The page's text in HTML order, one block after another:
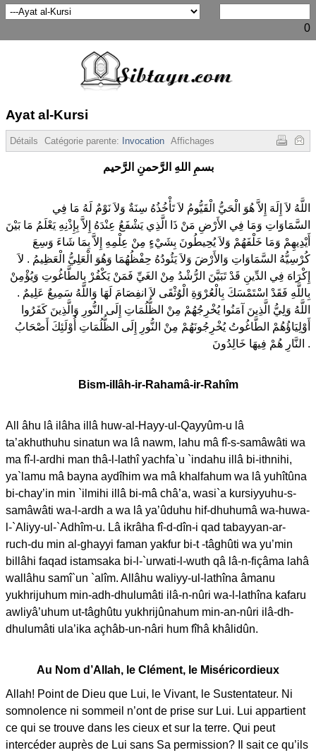
0
Ayat al-Kursi
Détails Catégorie parente: Invocation Affichages :
بسمِ اللهِ الرَّحمنِ الرَّحيم
اللَّهُ لاَ إِلَهَ إِلاَّ هُوَ الْحَيُّ الْقَيُّومُ لاَ تَأْخُذُهُ سِنَةٌ وَلاَ نَوْمٌ لَهُ مَا فِي
السَّمَاوَاتِ وَمَا فِي الأَرْضِ مَنْ ذَا الَّذِي يَشْفَعُ عِنْدَهُ إِلاَّ بِإِذْنِهِ يَعْلَمُ مَا بَيْنَ
أَيْدِيهِمْ وَمَا خَلْفَهُمْ وَلاَ يُحِيطُونَ بِشَيْءٍ مِنْ عِلْمِهِ إِلاَّ بِمَا شَاءَ وَسِعَ
كُرْسِيُّهُ السَّمَاوَاتِ وَالأَرْضَ وَلاَ يَئُودُهُ حِفْظُهُمَا وَهُوَ الْعَلِيُّ الْعَظِيمُ . لاَ
إِكْرَاهَ فِي الدِّينِ قَدْ تَبَيَّنَ الرُّشْدُ مِنْ الغَيِّ فَمَنْ يَكْفُرْ بِالطَّاغُوتِ وَيُؤْمِنْ
بِاللَّهِ فَقَدْ اسْتَمْسَكَ بِالْعُرْوَةِ الْوُثْقَى لاَ انفِصَامَ لَهَا وَاللَّهُ سَمِيعٌ عَلِيمٌ .
اللَّهُ وَلِيُّ الَّذِينَ آمَنُوا يُخْرِجُهُمْ مِنْ الظُّلُمَاتِ إِلَى النُّورِ وَالَّذِينَ كَفَرُوا
أَوْلِيَاؤُهُمْ الطَّاغُوتُ يُخْرِجُونَهُمْ مِنْ النُّورِ إِلَى الظُّلُمَاتِ أُوْلَئِكَ أَصْحَابُ
النَّارِ هُمْ فِيهَا خَالِدُونَ .
Bism-illâh-ir-Rahamâ-ir-Rahîm
All âhu lâ ilâha illâ huw-al-Hayy-ul-Qayyûm-u lâ
ta’akhuthuhu sinatun wa lâ nawm, lahu mâ fî-s-samâwâti wa
ma fî-l-ardhi man thâ-l-lathî yachfa`u `indahu illâ bi-ithnihi,
ya`lamu mâ bayna aydîhim wa mâ khalfahum wa lâ yuhîtûna
bi-chay’in min `ilmihi illâ bi-mâ châ’a, wasi`a kursiyyuhu-s-
samâwâti wa-l-ardh a wa lâ ya’ûduhu hif-dhuhumâ wa-huwa-
l-`Aliyy-ul-`Adhîm-u. Lâ ikrâha fî-d-dîn-i qad tabayyan-ar-
ruch-du min al-ghayyi faman yakfur bi-t -tâghûti wa yu’min
billâhi faqad istamsaka bi-l-`urwati-l-wuth qâ lâ-n-fiçâma lahâ
wallâhu samî`un `alîm. Allâhu waliyy-ul-lathîna âmanu
yukhrijuhum min-adh-dhulumâti ilâ-n-nûri wa-l-lathîna kafaru
awliyâ’uhum ut-tâghûtu yukhrijûnahum min-an-nûri ilâ-dh-
dhulumâti ula’ika açhâb-un-nâri hum fîhâ khâlidûn.
Au Nom d’Allah, le Clément, le Miséricordieux
Allah! Point de Dieu que Lui, le Vivant, le Sustentateur. Ni
somnolence ni sommeil n’ont de prise sur Lui. Lui appartient
ce qui se trouve dans les cieux et sur la terre. Qui peut
intercéder auprès de Lui sans Sa permission? Il sait ce qu’ils